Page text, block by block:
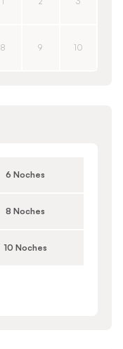
8 9 10
6 Noches
8 Noches
10 Noches